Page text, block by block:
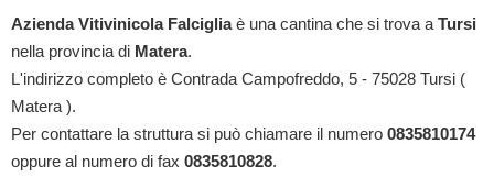
Azienda Vitivinicola Falcigliaè una cantina che si trova a Tursi
nella provincia di Matera.
L'indirizzo completo è Contrada Campofreddo, 5 - 75028 Tursi (
Matera ).
Per contattare la struttura si può chiamare il numero 0835810174
oppure al numero di fax 0835810828.